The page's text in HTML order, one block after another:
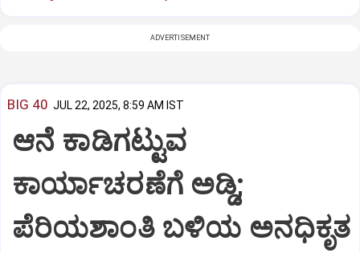
ADVERTISEMENT
BIG 40 JUL 22, 2025, 8:59 AM IST
ಆನೆ ಕಾಡಿಗಟ್ಟುವ
ಕಾರ್ಯಾಚರಣೆಗೆ ಅಡ್ಡಿ;
ಪೆರಿಯಶಾಂತಿ ಬಳಿಯ ಅನಧಿಕೃತ